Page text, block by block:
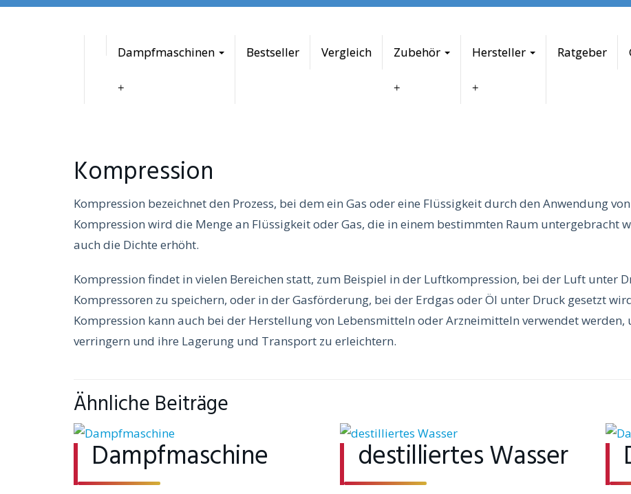
Dampfmaschinen Bestseller Vergleich Zubehör Hersteller Ratgeber
Kompression
Kompression bezeichnet den Prozess, bei dem ein Gas oder eine Flüssigkeit durch den Anwendung
Kompression wird die Menge an Flüssigkeit oder Gas, die in einem bestimmten Raum untergebracht
auch die Dichte erhöht.
Kompression findet in vielen Bereichen statt, zum Beispiel in der Luftkompression, bei der Luft unter
Kompressoren zu speichern, oder in der Gasförderung, bei der Erdgas oder Öl unter Druck gesetzt
Kompression kann auch bei der Herstellung von Lebensmitteln oder Arzneimitteln verwendet werden,
verringern und ihre Lagerung und Transport zu erleichtern.
Ähnliche Beiträge
Dampfmaschine destilliertes Wasser